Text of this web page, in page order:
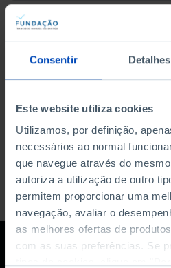
Consentir Detalhes
Este website utiliza cookies
Utilizamos, por definição,
necessários ao normal
que navegue através do
autoriza a utilização de outro
permitem proporcionar uma
navegação, avaliar o
as melhores ofertas de
com as suas preferências. Se
DATA DE INÍCIO
DATA DE FIM